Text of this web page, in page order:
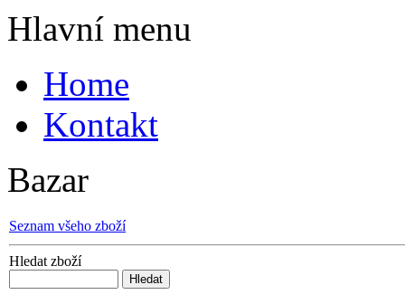
Hlavní menu
Home
Kontakt
Bazar
Seznam všeho zboží
Hledat zboží